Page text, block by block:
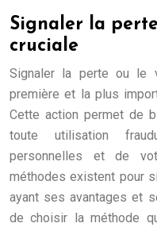
Signaler la
cruciale
Signaler la perte ou le
première et la plus
Cette action permet de
toute utilisation
personnelles et de
méthodes existent pour
ayant ses avantages et
de choisir la méthode